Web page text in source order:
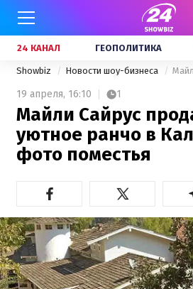
24 КАНАЛ ГЕОПОЛИТИКА
Showbiz Новости шоу-бизнеса
19 апреля, 16:10 1
Майли Сайрус
уютное ранчо в
фото поместья